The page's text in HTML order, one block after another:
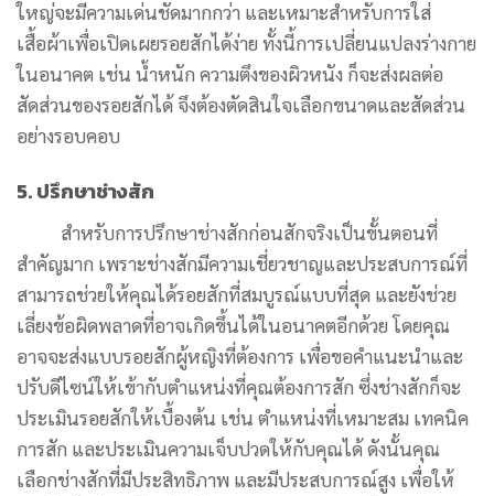
ใหญ่จะมีความเด่นชัดมากกว่า และเหมาะสำหรับการใส่
เสื้อผ้าเพื่อเปิดเผยรอยสักได้ง่าย ทั้งนี้การเปลี่ยนแปลงร่างกาย
ในอนาคต เช่น น้ำหนัก ความตึงของผิวหนัง ก็จะส่งผลต่อ
สัดส่วนของรอยสักได้ จึงต้องตัดสินใจเลือกขนาดและสัดส่วน
อย่างรอบคอบ
5. ปรึกษาช่างสัก
สำหรับการปรึกษาช่างสักก่อนสักจริงเป็นขั้นตอนที่
สำคัญมาก เพราะช่างสักมีความเชี่ยวชาญและประสบการณ์ที่
สามารถช่วยให้คุณได้รอยสักที่สมบูรณ์แบบที่สุด และยังช่วย
เลี่ยงข้อผิดพลาดที่อาจเกิดขึ้นได้ในอนาคตอีกด้วย โดยคุณ
อาจจะส่งแบบรอยสักผู้หญิงที่ต้องการ เพื่อขอคำแนะนำและ
ปรับดีไซน์ให้เข้ากับตำแหน่งที่คุณต้องการสัก ซึ่งช่างสักก็จะ
ประเมินรอยสักให้เบื้องต้น เช่น ตำแหน่งที่เหมาะสม เทคนิค
การสัก และประเมินความเจ็บปวดให้กับคุณได้ ดังนั้นคุณ
เลือกช่างสักที่มีประสิทธิภาพ และมีประสบการณ์สูง เพื่อให้